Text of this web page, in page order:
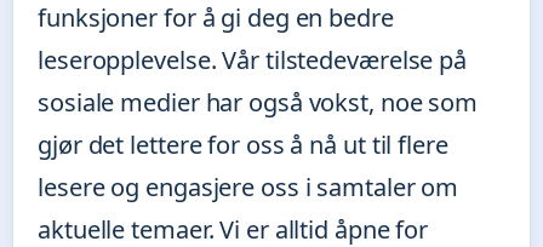
funksjoner for å gi deg en bedre
leseropplevelse. Vår tilstedeværelse på
sosiale medier har også vokst, noe som
gjør det lettere for oss å nå ut til flere
lesere og engasjere oss i samtaler om
aktuelle temaer. Vi er alltid åpne for